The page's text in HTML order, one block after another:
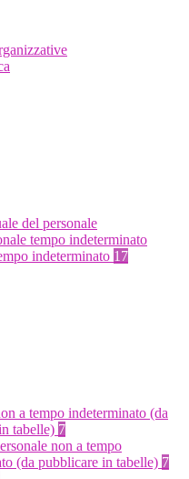
del personale
tempo indeterminato
indeterminato 17
a tempo indeterminato (da
tabelle) 7
non a tempo
(da pubblicare in tabelle) 7